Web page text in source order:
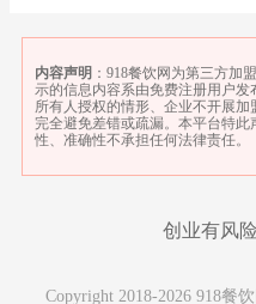
内容声明 ：918餐饮网为第三方加
示的信息内容系由免费注册用户
所有人授权的情形、企业不开展
完全避免差错或疏漏。本平台特
性、准确性不承担任何法律责任。
创业有风
Copyright 2018-2026 918餐